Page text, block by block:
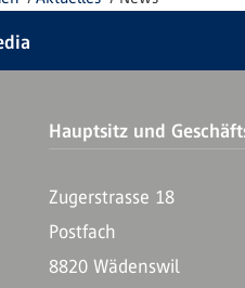
Hauptsitz und
Zugerstrasse 18
Postfach
8820 Wädenswil